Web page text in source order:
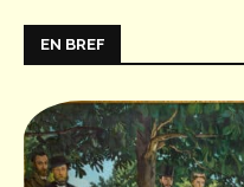
EN BREF